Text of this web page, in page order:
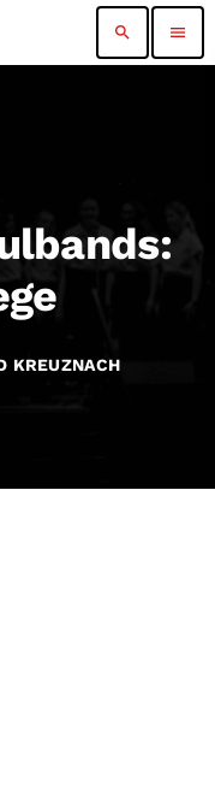
search menu
KREUZNACH